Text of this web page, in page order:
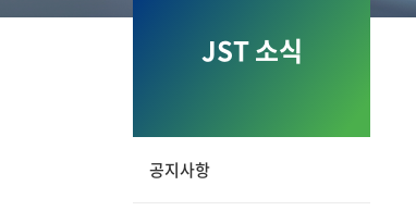
JST 소식
공지사항